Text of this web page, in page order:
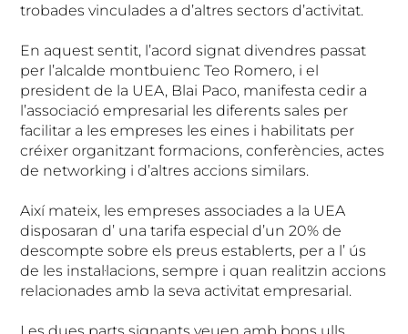
trobades vinculades a d’altres sectors d’activitat.
En aquest sentit, l’acord signat divendres passat
per l’alcalde montbuienc Teo Romero, i el
president de la UEA, Blai Paco, manifesta cedir a
l’associació empresarial les diferents sales per
facilitar a les empreses les eines i habilitats per
créixer organitzant formacions, conferències, actes
de networking i d’altres accions similars.
Així mateix, les empreses associades a la UEA
disposaran d’ una tarifa especial d’un 20% de
descompte sobre els preus establerts, per a l’ ús
de les instal·lacions, sempre i quan realitzin accions
relacionades amb la seva activitat empresarial.
Les dues parts signants veuen amb bons ulls